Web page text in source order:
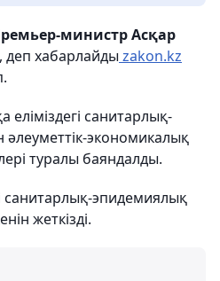
министр Асқар
, деп хабарлайды zakon.kz
санитарлық-
экономикалық
туралы баяндалды.
санитарлық-эпидемиялық
жеткізді.